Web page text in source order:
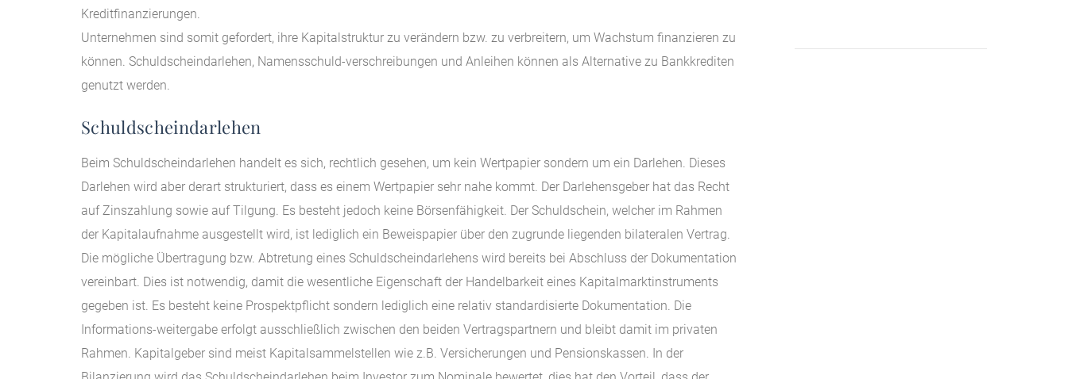
Kreditfinanzierungen.
Unternehmen sind somit gefordert, ihre Kapitalstruktur zu verändern bzw. zu verbreitern, um Wachstum finanzieren zu
können. Schuldscheindarlehen, Namensschuld-verschreibungen und Anleihen können als Alternative zu Bankkrediten
genutzt werden.
Schuldscheindarlehen
Beim Schuldscheindarlehen handelt es sich, rechtlich gesehen, um kein Wertpapier sondern um ein Darlehen. Dieses
Darlehen wird aber derart strukturiert, dass es einem Wertpapier sehr nahe kommt. Der Darlehensgeber hat das Recht
auf Zinszahlung sowie auf Tilgung. Es besteht jedoch keine Börsenfähigkeit. Der Schuldschein, welcher im Rahmen
der Kapitalaufnahme ausgestellt wird, ist lediglich ein Beweispapier über den zugrunde liegenden bilateralen Vertrag.
Die mögliche Übertragung bzw. Abtretung eines Schuldscheindarlehens wird bereits bei Abschluss der Dokumentation
vereinbart. Dies ist notwendig, damit die wesentliche Eigenschaft der Handelbarkeit eines Kapitalmarktinstruments
gegeben ist. Es besteht keine Prospektpflicht sondern lediglich eine relativ standardisierte Dokumentation. Die
Informations-weitergabe erfolgt ausschließlich zwischen den beiden Vertragspartnern und bleibt damit im privaten
Rahmen. Kapitalgeber sind meist Kapitalsammelstellen wie z.B. Versicherungen und Pensionskassen. In der